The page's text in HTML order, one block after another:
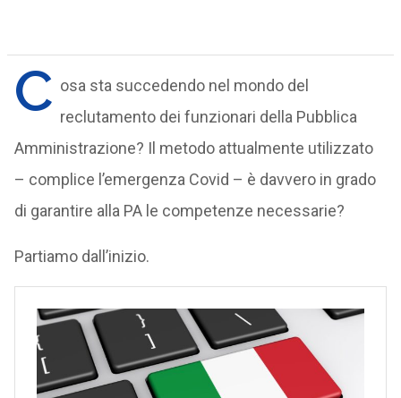
C osa sta succedendo nel mondo del
reclutamento dei funzionari della Pubblica
Amministrazione? Il metodo attualmente utilizzato
– complice l’emergenza Covid – è davvero in grado
di garantire alla PA le competenze necessarie?
Partiamo dall’inizio.